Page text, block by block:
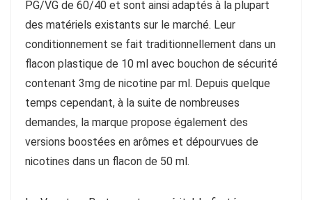
PG/VG de 60/40 et sont ainsi adaptés à la plupart
des matériels existants sur le marché. Leur
conditionnement se fait traditionnellement dans un
flacon plastique de 10 ml avec bouchon de sécurité
contenant 3mg de nicotine par ml. Depuis quelque
temps cependant, à la suite de nombreuses
demandes, la marque propose également des
versions boostées en arômes et dépourvues de
nicotines dans un flacon de 50 ml.